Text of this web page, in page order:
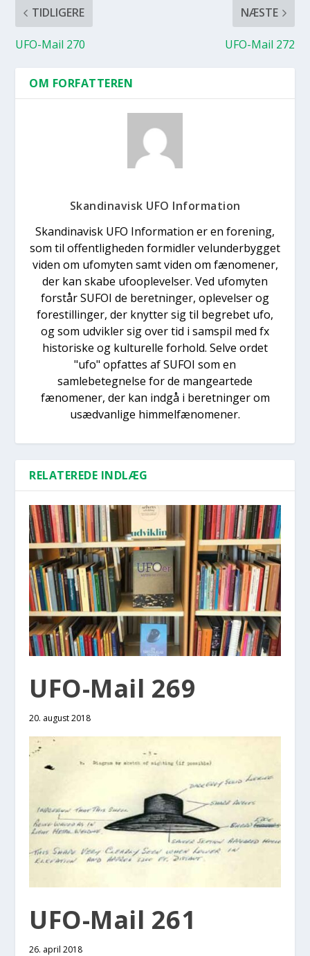
TIDLIGERE
UFO-Mail 270
NÆSTE
UFO-Mail 272
OM FORFATTEREN
Skandinavisk UFO Information
Skandinavisk UFO Information er en forening,
som til offentligheden formidler velunderbygget
viden om ufomyten samt viden om fænomener,
der kan skabe ufooplevelser. Ved ufomyten
forstår SUFOI de beretninger, oplevelser og
forestillinger, der knytter sig til begrebet ufo,
og som udvikler sig over tid i samspil med fx
historiske og kulturelle forhold. Selve ordet
"ufo" opfattes af SUFOI som en
samlebetegnelse for de mangeartede
fænomener, der kan indgå i beretninger om
usædvanlige himmelfænomener.
RELATEREDE INDLÆG
UFO-Mail 269
20. august 2018
UFO-Mail 261
26. april 2018